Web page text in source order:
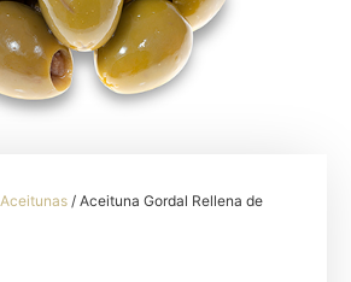
Aceitunas / Aceituna Gordal Rellena de